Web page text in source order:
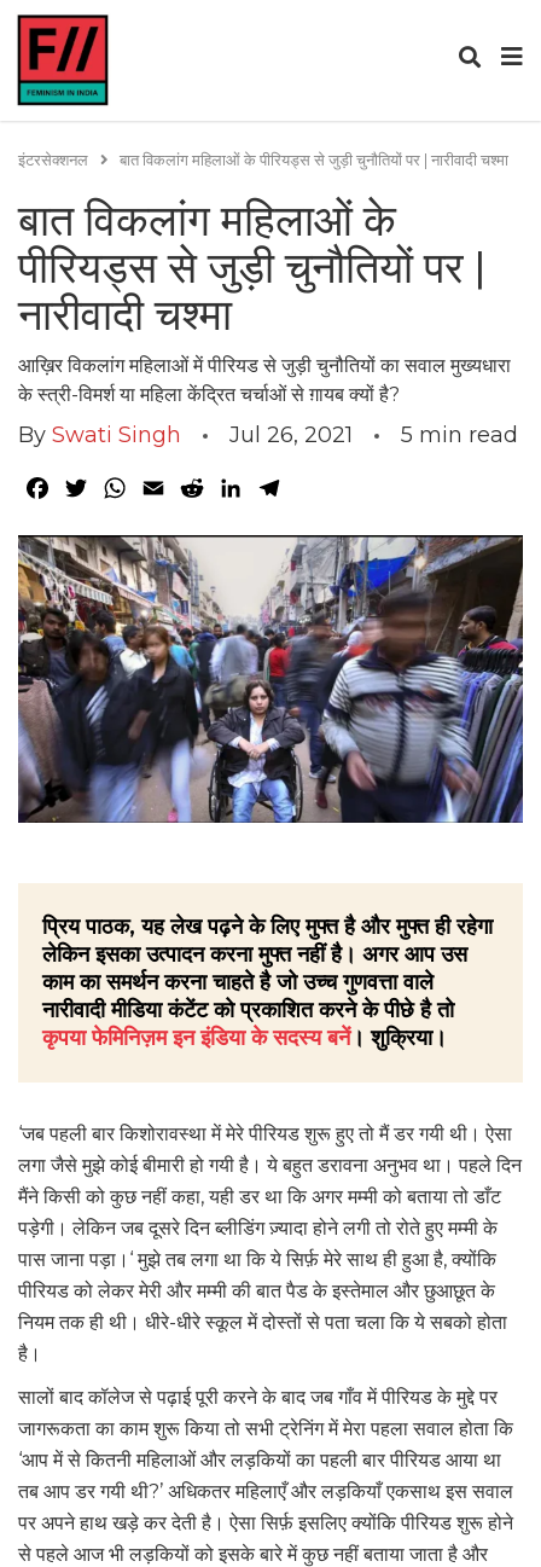
इंटरसेक्शनल बात विकलांग महिलाओं के पीरियड्स से जुड़ी चुनौतियों पर | नारीवादी चश्मा
बात विकलांग महिलाओं के
पीरियड्स से जुड़ी चुनौतियों पर |
नारीवादी चश्मा
आख़िर विकलांग महिलाओं में पीरियड से जुड़ी चुनौतियों का सवाल मुख्यधारा
के स्त्री-विमर्श या महिला केंद्रित चर्चाओं से ग़ायब क्यों है?
By Swati Singh Jul 26, 2021 5 min read
Facebook
TwitterWhatsApp
Email RedditLinkedIn
प्रिय पाठक, यह लेख पढ़ने के लिए मुफ्त है और मुफ्त ही रहेगा
लेकिन इसका उत्पादन करना मुफ्त नहीं है। अगर आप उस
काम का समर्थन करना चाहते है जो उच्च गुणवत्ता वाले
नारीवादी मीडिया कंटेंट को प्रकाशित करने के पीछे है तो
कृपया फेमिनिज़म इन इंडिया के सदस्य बनें। शुक्रिया।
‘जब पहली बार किशोरावस्था में मेरे पीरियड शुरू हुए तो मैं डर गयी थी। ऐसा
लगा जैसे मुझे कोई बीमारी हो गयी है। ये बहुत डरावना अनुभव था। पहले दिन
मैंने किसी को कुछ नहीं कहा, यही डर था कि अगर मम्मी को बताया तो डाँट
पड़ेगी। लेकिन जब दूसरे दिन ब्लीडिंग ज़्यादा होने लगी तो रोते हुए मम्मी के
पास जाना पड़ा।‘ मुझे तब लगा था कि ये सिर्फ़ मेरे साथ ही हुआ है, क्योंकि
पीरियड को लेकर मेरी और मम्मी की बात पैड के इस्तेमाल और छुआछूत के
नियम तक ही थी। धीरे-धीरे स्कूल में दोस्तों से पता चला कि ये सबको होता
है।
सालों बाद कॉलेज से पढ़ाई पूरी करने के बाद जब गाँव में पीरियड के मुद्दे पर
जागरूकता का काम शुरू किया तो सभी ट्रेनिंग में मेरा पहला सवाल होता कि
‘आप में से कितनी महिलाओं और लड़कियों का पहली बार पीरियड आया था
तब आप डर गयी थी?’ अधिकतर महिलाएँ और लड़कियाँ एकसाथ इस सवाल
पर अपने हाथ खड़े कर देती है। ऐसा सिर्फ़ इसलिए क्योंकि पीरियड शुरू होने
से पहले आज भी लड़कियों को इसके बारे में कुछ नहीं बताया जाता है और